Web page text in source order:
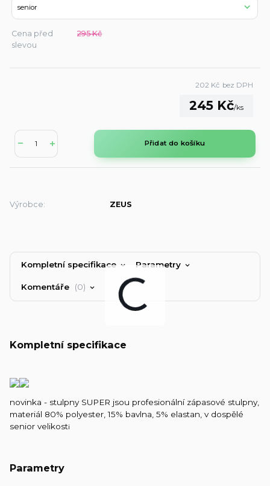
Cena před
slevou
295 Kč
245 Kč/ks
202 Kč bez DPH
Přidat do košíku
Výrobce: ZEUS
Kompletní specifikace Parametry
Komentáře 0
Kompletní specifikace
novinka - stulpny SUPER jsou profesionální zápasové stulpny,
materiál 80% polyester, 15% bavlna, 5% elastan, v dospělé
senior velikosti
Parametry